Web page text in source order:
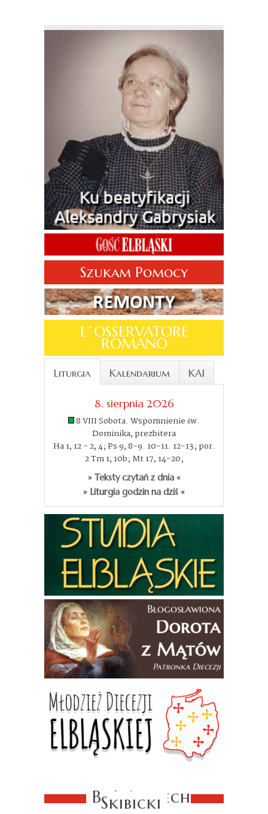
Szukam Pomocy
L´OSSERVATORE
ROMANO
Liturgia Kalendarium KAI
8. sierpnia 2026
8 VIII Sobota. Wspomnienie św.
Dominika, prezbitera
Ha 1, 12 - 2, 4; Ps 9, 8-9. 10-11. 12-13; por.
2 Tm 1, 10b; Mt 17, 14-20;
» Teksty czytań z dnia «
» Liturgia godzin na dziś «
Bp Wojciech
Skibicki